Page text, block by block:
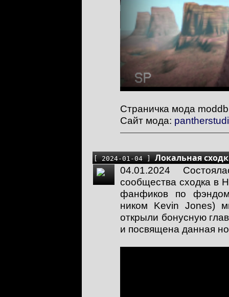
Страничка мода
Сайт мода:
[ 2024-01-04 ]Локальная
04.01.2024
сообщества сходка в
фанфиков по
ником Kevin Jones)
открыли бонусную
и посвящена данная